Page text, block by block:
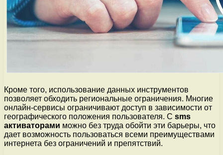
Кроме того, использование данных инструментов
позволяет обходить региональные ограничения. Многие
онлайн-сервисы ограничивают доступ в зависимости от
географического положения пользователя. С sms
активаторами можно без труда обойти эти барьеры, что
дает возможность пользоваться всеми преимуществами
интернета без ограничений и препятствий.